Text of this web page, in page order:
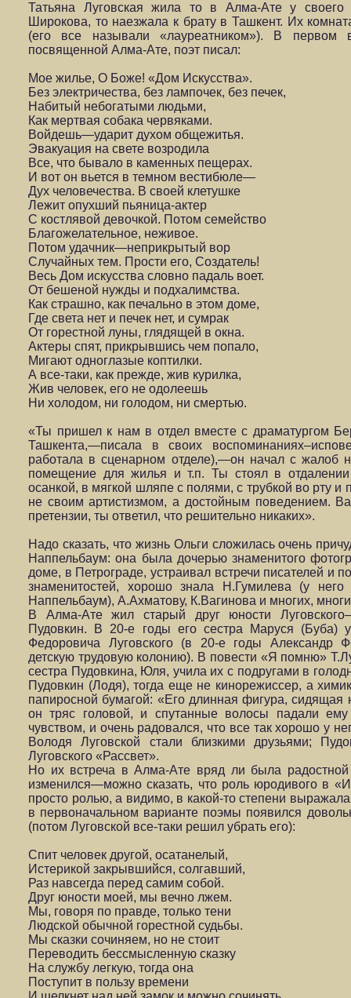
Татьяна Луговская жила то в Алма-Ате у своего
Широкова, то наезжала к брату в Ташкент. Их
(его все называли «лауреатником»). В первом
посвященной Алма-Ате, поэт писал:
Мое жилье, О Боже! «Дом Искусства».
Без электричества, без лампочек, без печек,
Набитый небогатыми людьми,
Как мертвая собака червяками.
Войдешь—ударит духом общежитья.
Эвакуация на свете возродила
Все, что бывало в каменных пещерах.
И вот он вьется в темном вестибюле—
Дух человечества. В своей клетушке
Лежит опухший пьяница-актер
С костлявой девочкой. Потом семейство
Благожелательное, неживое.
Потом удачник—неприкрытый вор
Случайных тем. Прости его, Создатель!
Весь Дом искусства словно падаль воет.
От бешеной нужды и подхалимства.
Как страшно, как печально в этом доме,
Где света нет и печек нет, и сумрак
От горестной луны, глядящей в окна.
Актеры спят, прикрывшись чем попало,
Мигают одноглазые коптилки.
А все-таки, как прежде, жив курилка,
Жив человек, его не одолеешь
Ни холодом, ни голодом, ни смертью.
«Ты пришел к нам в отдел вместе с драматургом
Ташкента,—писала в своих
работала в сценарном отделе),—он начал с жалоб
помещение для жилья и т.п. Ты стоял в
осанкой, в мягкой шляпе с полями, с трубкой во рту
не своим артистизмом, а достойным поведением.
претензии, ты ответил, что решительно никаких».
Надо сказать, что жизнь Ольги сложилась очень
Наппельбаум: она была дочерью знаменитого
доме, в Петрограде, устраивал встречи писателей и
знаменитостей, хорошо знала Н.Гумилева (у
Наппельбаум), А.Ахматову, К.Вагинова и многих,
В Алма-Ате жил старый друг юности
Пудовкин. В 20-е годы его сестра Маруся (Буба)
Федоровича Луговского (в 20-е годы Александр
детскую трудовую колонию). В повести «Я помню»
сестра Пудовкина, Юля, учила их с подругами в
Пудовкин (Лодя), тогда еще не кинорежиссер, а
папиросной бумагой: «Его длинная фигура, сидящая
он тряс головой, и спутанные волосы падали
чувством, и очень радовался, что все так хорошо у
Володя Луговской стали близкими друзьями;
Луговского «Рассвет».
Но их встреча в Алма-Ате вряд ли была радостной
изменился—можно сказать, что роль юродивого в
просто ролью, а видимо, в какой-то степени
в первоначальном варианте поэмы появился
(потом Луговской все-таки решил убрать его):
Спит человек другой, осатанелый,
Истерикой закрывшийся, солгавший,
Раз навсегда перед самим собой.
Друг юности моей, мы вечно лжем.
Мы, говоря по правде, только тени
Людской обычной горестной судьбы.
Мы сказки сочиняем, но не стоит
Переводить бессмысленную сказку
На службу легкую, тогда она
Поступит в пользу времени